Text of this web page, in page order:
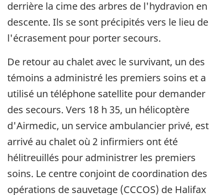
derrière la cime des arbres de l'hydravion en
descente. Ils se sont précipités vers le lieu de
l'écrasement pour porter secours.
De retour au chalet avec le survivant, un des
témoins a administré les premiers soins et a
utilisé un téléphone satellite pour demander
des secours. Vers 18 h 35, un hélicoptère
d'Airmedic, un service ambulancier privé, est
arrivé au chalet où 2 infirmiers ont été
hélitreuillés pour administrer les premiers
soins. Le centre conjoint de coordination des
opérations de sauvetage (CCCOS) de Halifax